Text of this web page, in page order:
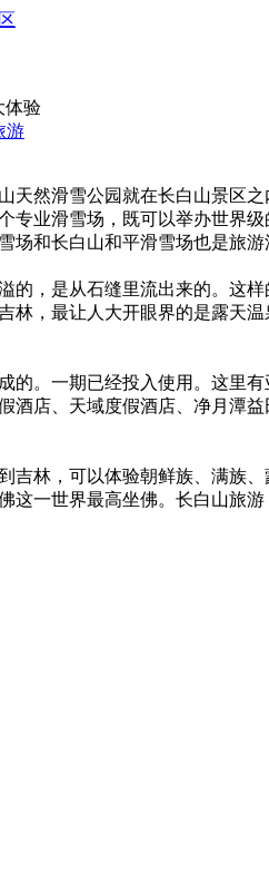
体验
游
然滑雪公园就在长白山景区
业滑雪场，既可以举办世界
和长白山和平滑雪场也是旅游
，是从石缝里流出来的。这
，最让人大开眼界的是露天
。一期已经投入使用。这里
店、天域度假酒店、净月潭
林，可以体验朝鲜族、满族、
这一世界最高坐佛。长白山旅